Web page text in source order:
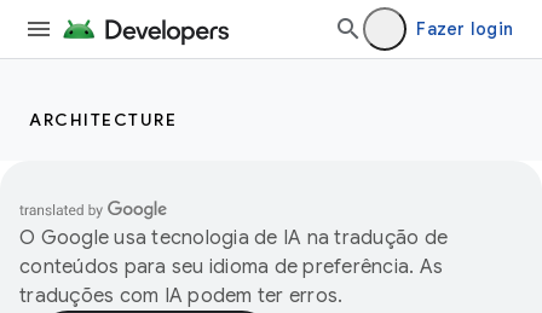
Fazer login
ARCHITECTURE
O Google usa tecnologia de IA na tradução de
conteúdos para seu idioma de preferência. As
traduções com IA podem ter erros.